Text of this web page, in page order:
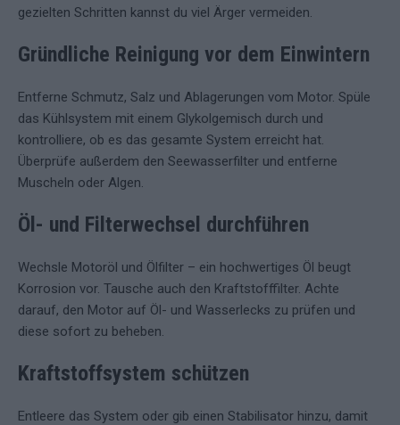
gezielten Schritten kannst du viel Ärger vermeiden.
Gründliche Reinigung vor dem Einwintern
Entferne Schmutz, Salz und Ablagerungen vom Motor. Spüle
das Kühlsystem mit einem Glykolgemisch durch und
kontrolliere, ob es das gesamte System erreicht hat.
Überprüfe außerdem den Seewasserfilter und entferne
Muscheln oder Algen.
Öl- und Filterwechsel durchführen
Wechsle Motoröl und Ölfilter – ein hochwertiges Öl beugt
Korrosion vor. Tausche auch den Kraftstofffilter. Achte
darauf, den Motor auf Öl- und Wasserlecks zu prüfen und
diese sofort zu beheben.
Kraftstoffsystem schützen
Entleere das System oder gib einen Stabilisator hinzu, damit